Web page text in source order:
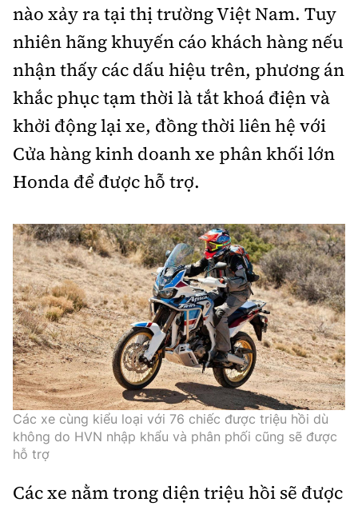
nào xảy ra tại thị trường Việt Nam. Tuy
nhiên hãng khuyến cáo khách hàng nếu
nhận thấy các dấu hiệu trên, phương án
khắc phục tạm thời là tắt khoá điện và
khởi động lại xe, đồng thời liên hệ với
Cửa hàng kinh doanh xe phân khối lớn
Honda để được hỗ trợ.
Các xe cùng kiểu loại với 76 chiếc được triệu hồi dù
không do HVN nhập khẩu và phân phối cũng sẽ được
hỗ trợ
Các xe nằm trong diện triệu hồi sẽ được